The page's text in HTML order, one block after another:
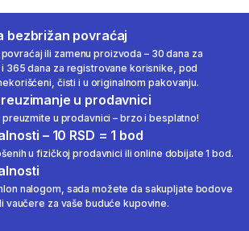
bezbrižan povraćaj
ili zamenu proizvoda – 30 dana za
365 dana za registrovane korisnike, pod
čisti i u originalnom pakovanju.
u prodavnici
u prodavnici – brzo i besplatno!
– 10 RSD = 1 bod
u fizičkoj prodavnici ili online dobijate 1 bod.
nalogom, sada možete da sakupljate bodove
vaučere za vaše buduće kupovine.